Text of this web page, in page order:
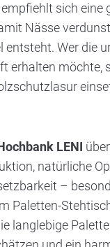
sich eine
Nässe
entsteht. Wer die
erhalten möchte,
LENI
natürliche
–
Paletten-
langlebige